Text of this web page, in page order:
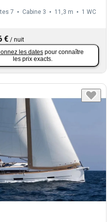
7 Cabine 3 11,3 m 1 WC
€ / nuit
les dates pour connaître
les prix exacts.